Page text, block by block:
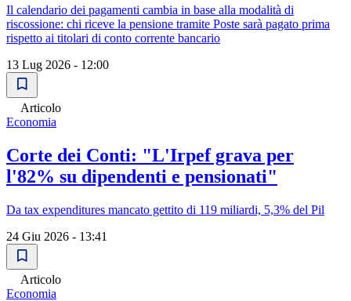
Il calendario dei pagamenti cambia in base alla modalità di
riscossione: chi riceve la pensione tramite Poste sarà pagato prima
rispetto ai titolari di conto corrente bancario
13 Lug 2026 - 12:00
Articolo
Economia
Corte dei Conti: "L'Irpef grava per
l'82% su dipendenti e pensionati"
Da tax expenditures mancato gettito di 119 miliardi, 5,3% del Pil
24 Giu 2026 - 13:41
Articolo
Economia